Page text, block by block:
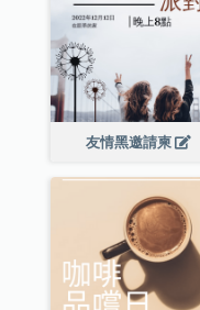
友情黑邀請柬